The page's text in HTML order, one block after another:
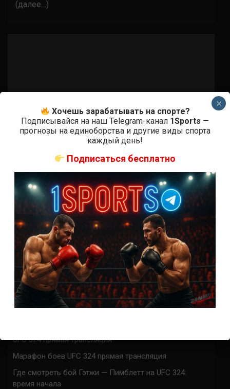
(далее…)
Бои ММА
Фабрисио Вердум — Брендон Вера
8 лет тому назад Решит Сабитов
(далее…)
СВЕЖИЕ ЗАПИСИ
ACA 200 прямая трансляция
UFC 324 прямая трансляция
Марафон боев UFC 324 прямая трансляция
Где смотреть бой Гэтжи — Пимблетт на UFC 324:
время начала
Хочешь зарабатывать на спорте?
Подписывайся на наш Telegram-канал 1Sports —
прогнозы на единоборства и другие виды спорта
каждый день!
Подписаться бесплатно
×